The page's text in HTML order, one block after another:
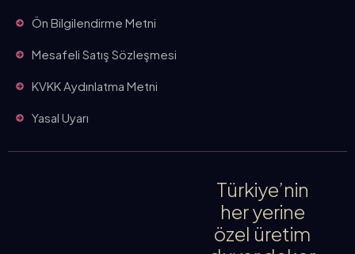
Ön Bilgilendirme Metni
Mesafeli Satış Sözleşmesi
KVKK Aydınlatma Metni
Yasal Uyarı
Türkiye’nin
her yerine
özel üretim